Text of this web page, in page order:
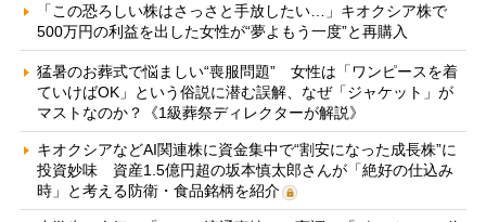
「この恐ろしい株はさっさと手放したい…」キオクシア株で
500万円の利益を出した女性が“夢よもう一度”と再購入
猛暑のお葬式で悩ましい“喪服問題” 女性は「ワンピースを着
ていけばOK」という俗説に潜む誤解、なぜ「ジャケット」が
マストなのか？《1級葬祭ディレクターが解説》
キオクシアなどAI関連株に資金集中で“割安になった成長株”に
投資妙味 資産1.5億円超の坂本慎太郎さんが「絶好の仕込み
時」と考える防衛・食品銘柄を紹介